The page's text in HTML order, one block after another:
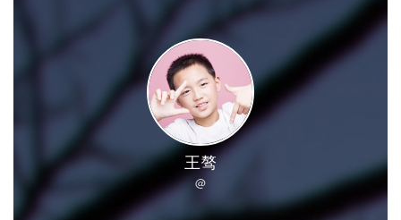
王骜
@